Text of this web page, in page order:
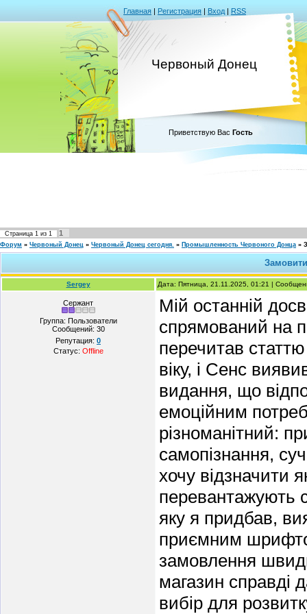
Главная | Регистрация | Вход | RSS
Червоный Донец
Приветствую Вас Гость
Страница 1 из 1 1
Форум » Червоный Донец » Червоный Донец сегодня. » Промышленность Червоного Донца »
Sergey Дата: Пятница, 21.11.2025, 01:21 |
Сержант
Группа: Пользователи
Сообщений: 30
Репутация: 0
Статус: Offline
Мій останній
спрямований на
перечитав
віку, і Сенс
видання, що
емоційним
різноманітний:
самопізнання,
хочу відзначити
перевантажують
яку я придбав,
приємним
замовлення
магазин справді
вибір для